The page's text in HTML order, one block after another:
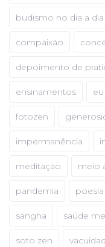
budismo no dia a dia
compaixão
depoimento de
ensinamentos eu
fotozen
impermanência
meditação meio
pandemia poesia
sangha saúde
soto zen